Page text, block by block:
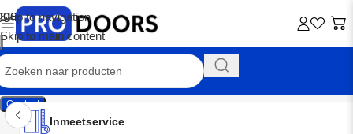
Skip to navigation
Skip to main content
Contact
Inmeetservice
Montageservice
Advies op maat
Showroom
Inmeetservice